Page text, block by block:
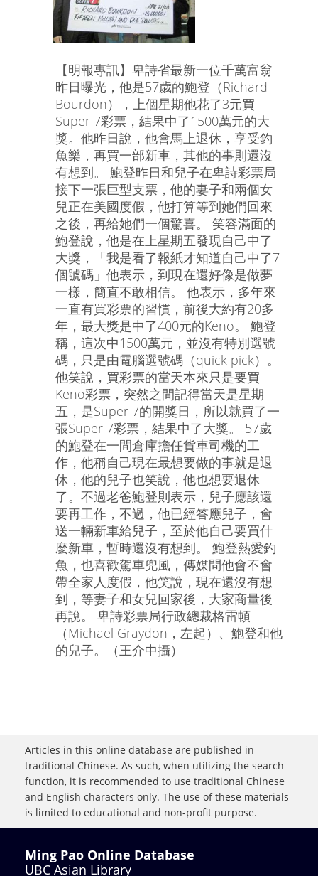
【明報專訊】卑詩省最新一位千萬富翁
昨日曝光，他是57歲的鮑登（Richard
Bourdon），上個星期他花了3元買
Super 7彩票，結果中了1500萬元的大
獎。他昨日說，他會馬上退休，享受釣
魚樂，再買一部新車，其他的事則還沒
有想到。 鮑登昨日和兒子在卑詩彩票局
接下一張巨型支票，他的妻子和兩個女
兒正在美國度假，他打算等到她們回來
之後，再給她們一個驚喜。 笑容滿面的
鮑登說，他是在上星期五發現自己中了
大獎，「我是看了報紙才知道自己中了7
個號碼」他表示，到現在還好像是做夢
一樣，簡直不敢相信。 他表示，多年來
一直有買彩票的習慣，前後大約有20多
年，最大獎是中了400元的Keno。 鮑登
稱，這次中1500萬元，並沒有特別選號
碼，只是由電腦選號碼（quick pick）。
他笑說，買彩票的當天本來只是要買
Keno彩票，突然之間記得當天是星期
五，是Super 7的開獎日，所以就買了一
張Super 7彩票，結果中了大獎。 57歲
的鮑登在一間倉庫擔任貨車司機的工
作，他稱自己現在最想要做的事就是退
休，他的兒子也笑說，他也想要退休
了。不過老爸鮑登則表示，兒子應該還
要再工作，不過，他已經答應兒子，會
送一輛新車給兒子，至於他自己要買什
麼新車，暫時還沒有想到。 鮑登熱愛釣
魚，也喜歡駕車兜風，傳媒問他會不會
帶全家人度假，他笑說，現在還沒有想
到，等妻子和女兒回家後，大家商量後
再說。 卑詩彩票局行政總裁格雷頓
（Michael Graydon，左起）、鮑登和他
的兒子。（王介中攝）
Articles in this online database are published in
traditional Chinese. As such, when utilizing the search
function, it is recommended to use traditional Chinese
and English characters only. The use of these materials
is limited to educational and non-profit purpose.
Ming Pao Online Database
UBC Asian Library